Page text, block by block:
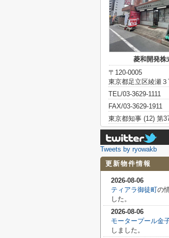
菱和開発株
〒120-0005
東京都足立区綾瀬
TEL/03-3629-1111
FAX/03-3629-1911
東京都知事 (12) 第
Tweets by ryowakb
更新物件情報
2026-08-06
ティアラ御徒町の
した。
2026-08-06
モータープール金
しました。